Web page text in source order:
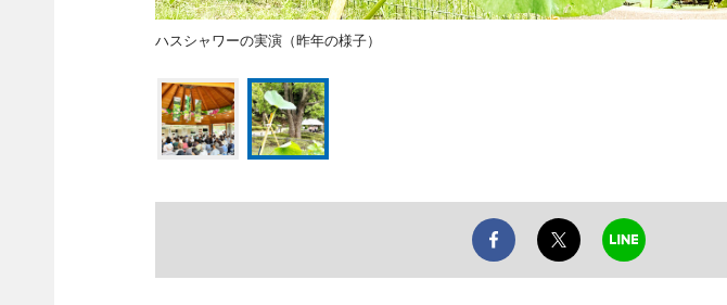
ハスシャワーの実演（昨年の様子）